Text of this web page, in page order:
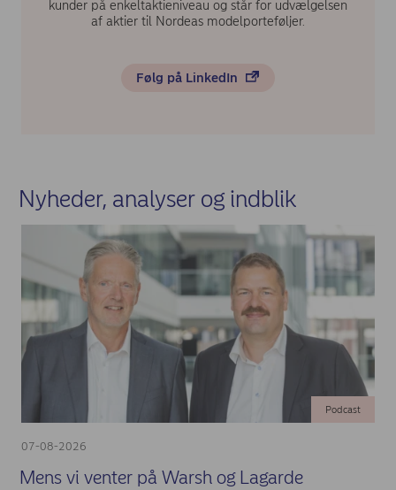
kunder på enkeltaktieniveau og står for udvælgelsen
af aktier til Nordeas modelporteføljer.
Følg på LinkedIn
Nyheder, analyser og indblik
07-08-2026
Podcast
Mens vi venter på Warsh og Lagarde